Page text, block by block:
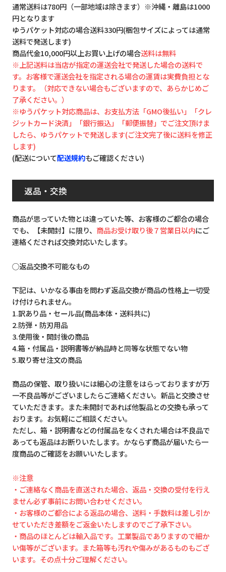
通常送料は780円（一部地域は除きます）※沖縄・離島は1000
円となります
ゆうパケット対応の場合送料330円(梱包サイズによっては通常
送料で発送します)
商品代金10,000円以上お買い上げの場合送料は無料
※上記送料は当店が指定の運送会社で発送した場合の送料で
す。お客様で運送会社を指定される場合の運賃は実費負担とな
ります。（対応できない場合もございますので、あらかじめご
了承ください。）
※ゆうパケット対応商品は、お支払方法「GMO後払い」「クレ
ジットカード決済」「銀行振込」「郵便振替」でご注文頂けま
したら、ゆうパケットで発送します(ご注文完了後に送料を修正
します)
(配送について配送規約もご確認ください)
返品・交換
商品が思っていた物とは違っていた等、お客様のご都合の場合
でも、【未開封】に限り、 商品お受け取り後７営業日以内にご
連絡くだされば交換対応いたします。
◯返品交換不可能なもの
下記は、いかなる事由を問わず返品交換が商品の性格上一切受
け付けられません。
1.訳あり品・セール品(商品本体・送料共に)
2.防弾・防刃用品
3.使用後・開封後の商品
4.箱・付属品・説明書等が納品時と同等な状態でない物
5.取り寄せ注文の商品
商品の保管、取り扱いには細心の注意をはらっておりますが万
一不良品等がございましたらご連絡ください。新品と交換させ
ていただきます。また未開封であれば他製品との交換も承って
おります。お気軽にご相談ください。
ただし、箱・説明書などの付属品をなくされた場合は不良品で
あっても返品はお断りいたします。かならず商品が届いたら一
度商品のご確認をお願いいたします。
※注意
・ご連絡なく商品を直送された場合、返品・交換の受付を行え
ません必ず事前にお問い合わせください。
・お客様のご都合による返品の場合、送料・手数料は差し引か
せていただき差額をご返金いたしますのでご了承下さい。
・商品のほとんどは輸入品です。工業製品でありますので細か
い傷等がございます。また箱等も汚れや傷みがあるものもござ
います。その点十分ご理解ください。